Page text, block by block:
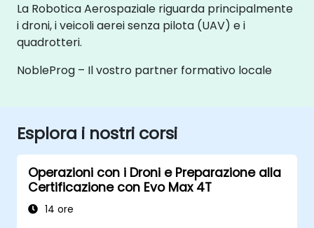
La Robotica Aerospaziale riguarda principalmente
i droni, i veicoli aerei senza pilota (UAV) e i
quadrotteri.
NobleProg – Il vostro partner formativo locale
Esplora i nostri corsi
Operazioni con i Droni e Preparazione alla
Certificazione con Evo Max 4T
14 ore